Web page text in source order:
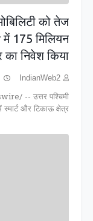
को तेज
175 मिलियन
का निवेश किया
IndianWeb2
-- उत्तर पश्चिमी
और टिकाऊ क्षेत्र…